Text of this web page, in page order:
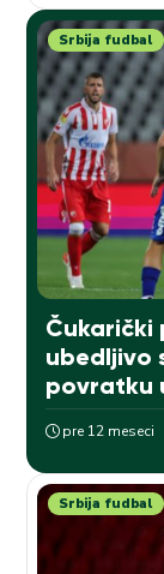
tima koji ove
Srbija fudbal
Čukarički
ubedljivo
povratku
pre 12 meseci
Srbija fudbal